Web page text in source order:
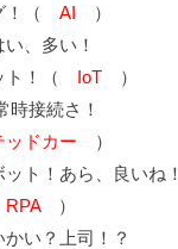
！（AI ）
、多い！
ト！（ IoT ）
時接続さ！
ッドカー ）
ト！あら、良いね！
RPA）
い？上司！？